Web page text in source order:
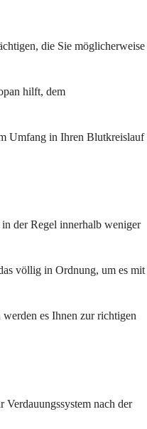
die Sie möglicherweise
hilft, dem
Umfang in Ihren Blutkreislauf
der Regel innerhalb weniger
völlig in Ordnung, um es mit
es Ihnen zur richtigen
nach der